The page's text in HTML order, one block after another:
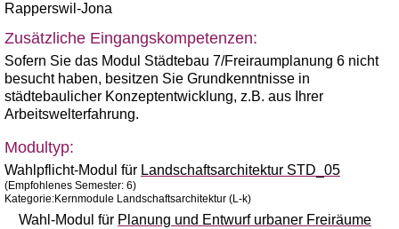
Rapperswil-Jona
Zusätzliche Eingangskompetenzen:
Sofern Sie das Modul Städtebau 7/Freiraumplanung 6 nicht
besucht haben, besitzen Sie Grundkenntnisse in
städtebaulicher Konzeptentwicklung, z.B. aus Ihrer
Arbeitswelterfahrung.
Modultyp:
Wahlpflicht-Modul für Landschaftsarchitektur STD_05
(Empfohlenes Semester: 6)
Kategorie:Kernmodule Landschaftsarchitektur (L-k)
Wahl-Modul für Planung und Entwurf urbaner Freiräume